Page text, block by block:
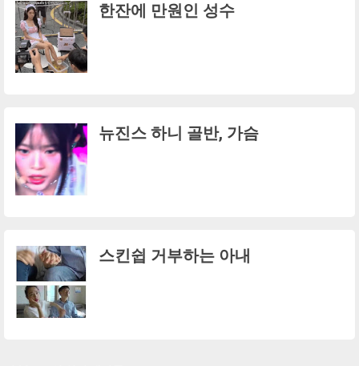
한잔에 만원인 성수
뉴진스 하니 골반, 가슴
스킨쉽 거부하는 아내